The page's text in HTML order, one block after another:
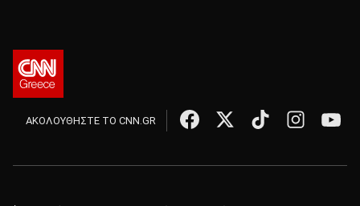
ΑΚΟΛΟΥΘΗΣΤΕ ΤΟ CNN.GR